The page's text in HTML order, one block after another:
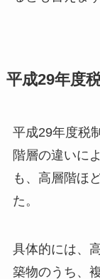
平成29年度
平成29年度税
階層の違いに
も、高層階ほ
た。
具体的には、
築物のうち、